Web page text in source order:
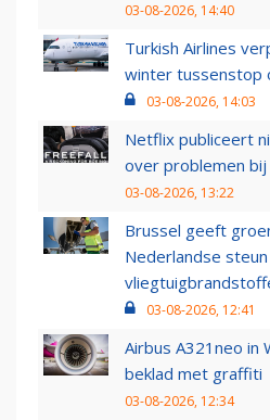
03-08-2026, 14:40
Turkish Airlines
winter tussenstop
03-08-2026, 14:03
Netflix publiceert
over problemen bij
03-08-2026, 13:22
Brussel geeft
Nederlandse
03-08-2026, 12:41
Airbus A321neo in
beklad met graffiti
03-08-2026, 12:34